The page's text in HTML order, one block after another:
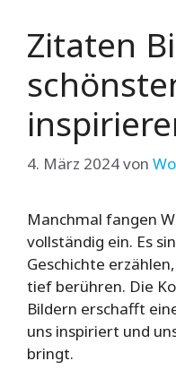
Zitaten
4. März 2024von
Manchmal fangen
vollständig ein. Es
Geschichte
tief berühren. Die
Bildern erschafft
uns inspiriert und
bringt.